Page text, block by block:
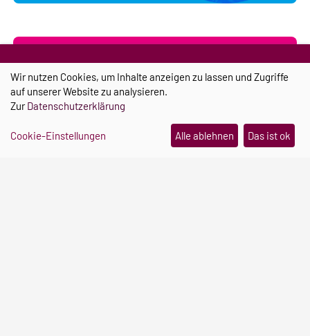
Mehr über das Studium
BLOG
Infos vom Campus und dem
Wir nutzen Cookies, um Inhalte anzeigen zu lassen und Zugriffe
auf unserer Website zu analysieren.
ZurDatenschutzerklärung
Cookie-Einstellungen Alle ablehnen Das ist ok